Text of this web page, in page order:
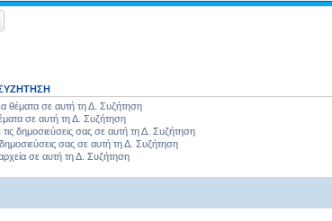
θέματα σε αυτή τη Δ. Συζήτηση
σε αυτή τη Δ. Συζήτηση
δημοσιεύσεις σας σε αυτή τη Δ. Συζήτηση
δημοσιεύσεις σας σε αυτή τη Δ. Συζήτηση
σε αυτή τη Δ. Συζήτηση